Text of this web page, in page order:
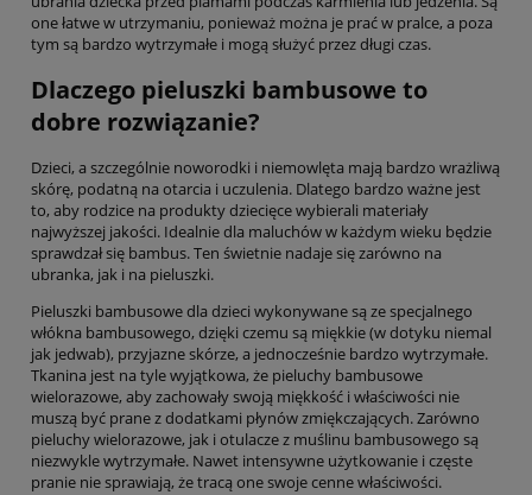
one łatwe w utrzymaniu, ponieważ można je prać w pralce, a poza
tym są bardzo wytrzymałe i mogą służyć przez długi czas.
Dlaczego pieluszki bambusowe to
dobre rozwiązanie?
Dzieci, a szczególnie noworodki i niemowlęta mają bardzo wrażliwą
skórę, podatną na otarcia i uczulenia. Dlatego bardzo ważne jest
to, aby rodzice na produkty dziecięce wybierali materiały
najwyższej jakości. Idealnie dla maluchów w każdym wieku będzie
sprawdzał się bambus. Ten świetnie nadaje się zarówno na
ubranka, jak i na pieluszki.
Pieluszki bambusowe dla dzieci wykonywane są ze specjalnego
włókna bambusowego, dzięki czemu są miękkie (w dotyku niemal
jak jedwab), przyjazne skórze, a jednocześnie bardzo wytrzymałe.
Tkanina jest na tyle wyjątkowa, że pieluchy bambusowe
wielorazowe, aby zachowały swoją miękkość i właściwości nie
muszą być prane z dodatkami płynów zmiękczających. Zarówno
pieluchy wielorazowe, jak i otulacze z muślinu bambusowego są
niezwykle wytrzymałe. Nawet intensywne użytkowanie i częste
pranie nie sprawiają, że tracą one swoje cenne właściwości.